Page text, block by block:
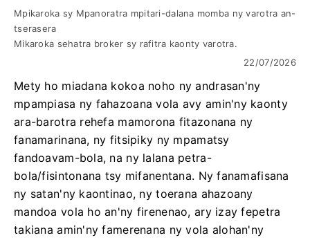
Mpikaroka sy Mpanoratra mpitari-dalana momba ny varotra an-
tserasera
Mikaroka sehatra broker sy rafitra kaonty varotra.
22/07/2026
Mety ho miadana kokoa noho ny andrasan'ny
mpampiasa ny fahazoana vola avy amin'ny kaonty
ara-barotra rehefa mamorona fitazonana ny
fanamarinana, ny fitsipiky ny mpamatsy
fandoavam-bola, na ny lalana petra-
bola/fisintonana tsy mifanentana. Ny fanamafisana
ny satan'ny kaontinao, ny toerana ahazoany
mandoa vola ho an'ny firenenao, ary izay fepetra
takiana amin'ny famerenana ny vola alohan'ny